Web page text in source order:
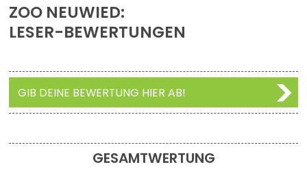
ZOO NEUWIED:
LESER-BEWERTUNGEN
GIB DEINE BEWERTUNG HIER AB!
GESAMTWERTUNG